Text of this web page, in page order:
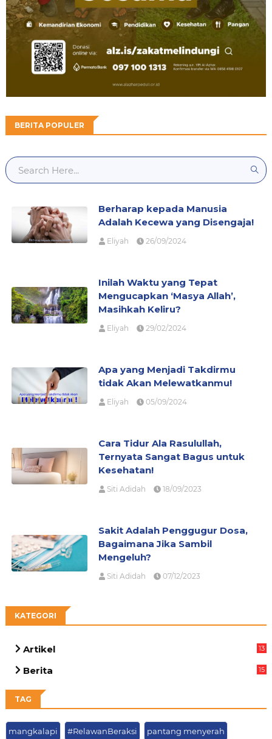
BERITA POPULER
Berharap kepada Manusia
Adalah Kecewa yang Disengaja!
Eliyah 26/09/2024
Inilah Waktu yang Tepat
Mengucapkan ‘Masya Allah’,
Masihkah Keliru?
Eliyah 29/02/2024
Apa yang Menjadi Takdirmu
tidak Akan Melewatkanmu!
Eliyah 05/09/2024
Cara Tidur Ala Rasulullah,
Ternyata Sangat Bagus untuk
Kesehatan!
Siti Adidah 18/09/2023
Sakit Adalah Penggugur Dosa,
Bagaimana Jika Sambil
Mengeluh?
Siti Adidah 07/12/2023
KATEGORI
Artikel
13
Berita
15
TAG
mangkalapi #RelawanBeraksi pantang menyerah